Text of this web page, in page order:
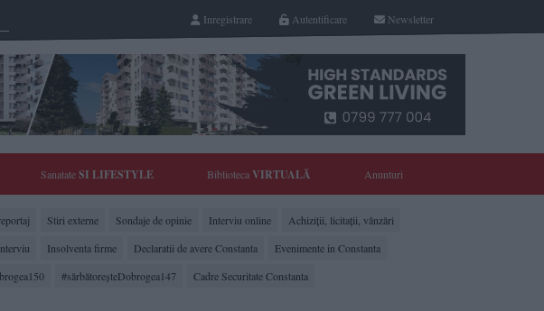
Newsletter
Autentificare
Inregistrare
SanatateSI LIFESTYLE BibliotecaVIRTUALĂ Anunturi
Stiri externe Sondaje de opinie Interviu online
Achiziții, licitații, vânzări
Insolventa firme Declaratii de avere Constanta
Evenimente in Constanta
#sărbătoreşteDobrogea147 Cadre Securitate Constanta